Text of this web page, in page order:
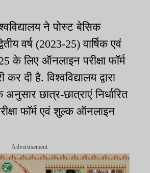
ने पोस्ट बेसिक
वर्ष (2023-25) वार्षिक एवं
के लिए ऑनलाइन परीक्षा फॉर्म
दी है. विश्वविद्यालय द्वारा
छात्र-छात्राएं निर्धारित
फॉर्म एवं शुल्क ऑनलाइन
Advertisement